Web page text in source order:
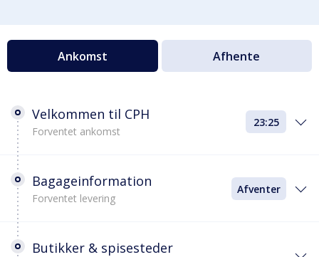
Ankomst Afhente
Velkommen til CPH
Forventet ankomst
23:25
Bagageinformation
Forventet levering
Afventer
Butikker & spisesteder